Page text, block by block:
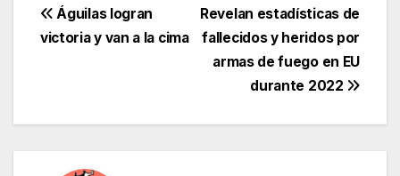
Navegación
Revelan estadísticas de
fallecidos y heridos por
armas de fuego en EU
durante 2022
Águilas logran
victoria y van a la cima